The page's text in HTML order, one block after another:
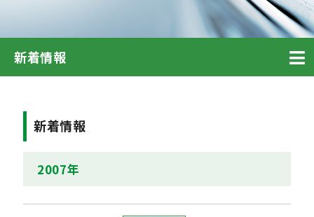
新着情報
新着情報
2007年